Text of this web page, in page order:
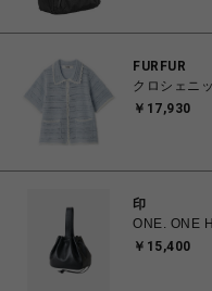
FURFUR
クロシェニ
￥17,930
印
ONE.
￥15,400